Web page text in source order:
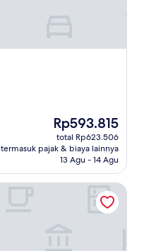
Harga
sekarang
Rp593.815
Rp593.815
total Rp623.506
termasuk pajak & biaya lainnya
13 Agu - 14 Agu